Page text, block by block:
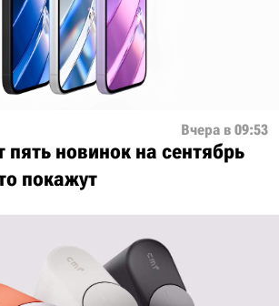
Вчера в 09:53
пять новинок на сентябрь
покажут